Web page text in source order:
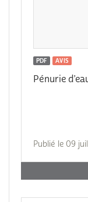
PDF AVIS
Pénurie
Publié le 09